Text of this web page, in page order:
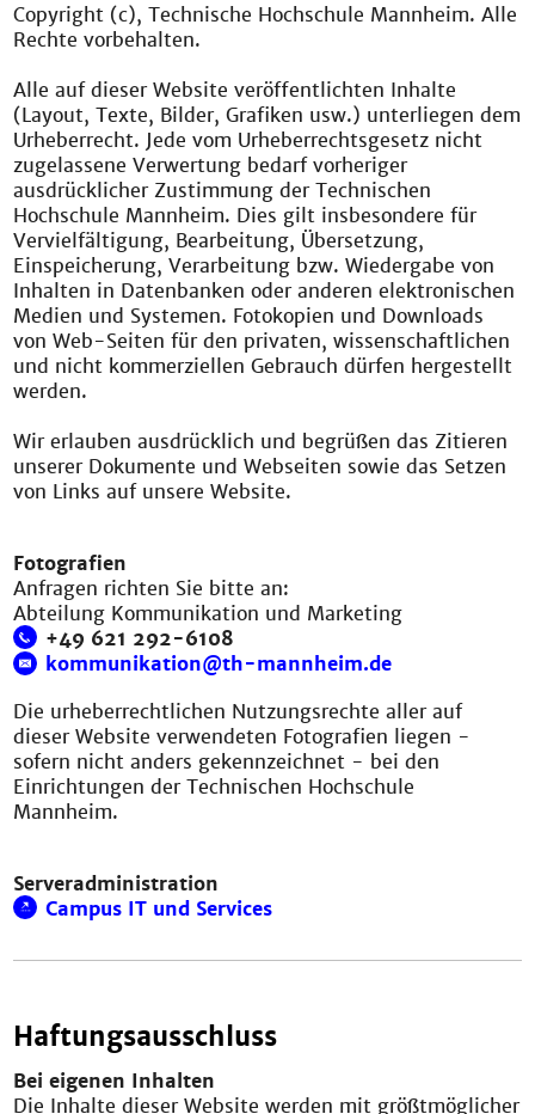
Copyright (c), Technische Hochschule Mannheim. Alle
Rechte vorbehalten.
Alle auf dieser Website veröffentlichten Inhalte
(Layout, Texte, Bilder, Grafiken usw.) unterliegen dem
Urheberrecht. Jede vom Urheberrechtsgesetz nicht
zugelassene Verwertung bedarf vorheriger
ausdrücklicher Zustimmung der Technischen
Hochschule Mannheim. Dies gilt insbesondere für
Vervielfältigung, Bearbeitung, Übersetzung,
Einspeicherung, Verarbeitung bzw. Wiedergabe von
Inhalten in Datenbanken oder anderen elektronischen
Medien und Systemen. Fotokopien und Downloads
von Web-Seiten für den privaten, wissenschaftlichen
und nicht kommerziellen Gebrauch dürfen hergestellt
werden.
Wir erlauben ausdrücklich und begrüßen das Zitieren
unserer Dokumente und Webseiten sowie das Setzen
von Links auf unsere Website.
Fotografien
Anfragen richten Sie bitte an:
Abteilung Kommunikation und Marketing
+49 621 292-6108
kommunikation@th-mannheim.de
Die urheberrechtlichen Nutzungsrechte aller auf
dieser Website verwendeten Fotografien liegen -
sofern nicht anders gekennzeichnet - bei den
Einrichtungen der Technischen Hochschule
Mannheim.
Serveradministration
Campus IT und Services
Haftungsausschluss
Bei eigenen Inhalten
Die Inhalte dieser Website werden mit größtmöglicher